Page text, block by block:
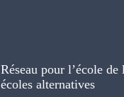
Réseau pour l’école de
écoles alternatives